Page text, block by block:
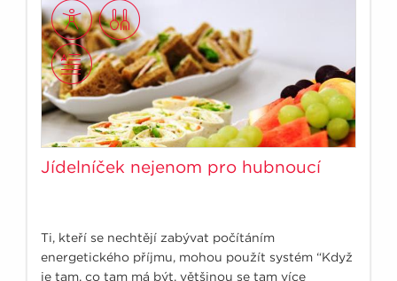
Jídelníček nejenom pro hubnoucí
Ti, kteří se nechtějí zabývat počítáním
energetického příjmu, mohou použít systém “Když
je tam, co tam má být, většinou se tam více